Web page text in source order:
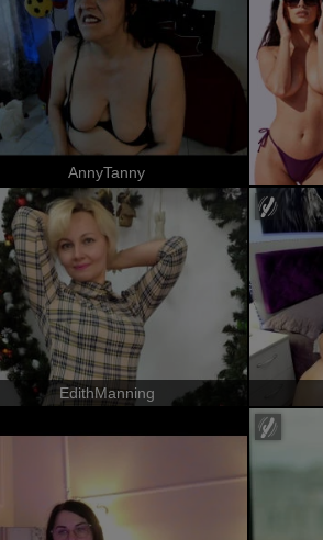
AnnyTanny
EdithManning